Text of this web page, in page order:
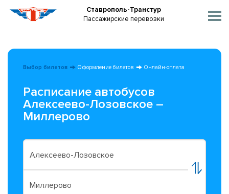
Ставрополь-Транстур
Пассажирские перевозки
Выбор билетов Оформление билетов Онлайн-оплата
Расписание автобусов
Алексеево-Лозовское –
Миллерово